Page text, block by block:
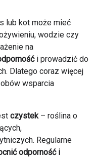
lub kot może mieć
wodzie czy
na
i prowadzić do
Dlatego coraz więcej
wsparcia
czystek– roślina o
Regularne
odporność i